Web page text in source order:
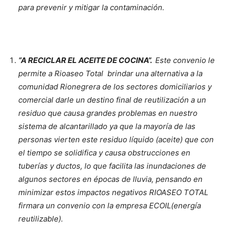
para prevenir y mitigar la contaminación.
“A RECICLAR EL ACEITE DE COCINA”. Este convenio le
permite a Rioaseo Total brindar una alternativa a la
comunidad Rionegrera de los sectores domiciliarios y
comercial darle un destino final de reutilización a un
residuo que causa grandes problemas en nuestro
sistema de alcantarillado ya que la mayoría de las
personas vierten este residuo líquido (aceite) que con
el tiempo se solidifica y causa obstrucciones en
tuberías y ductos, lo que facilita las inundaciones de
algunos sectores en épocas de lluvia, pensando en
minimizar estos impactos negativos RIOASEO TOTAL
firmara un convenio con la empresa ECOIL(energía
reutilizable).